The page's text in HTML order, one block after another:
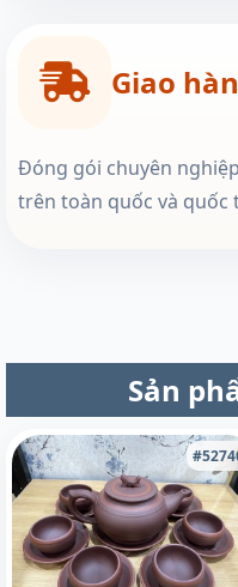
Giao
Đóng gói chuyên
trên toàn quốc và quốc
Sản